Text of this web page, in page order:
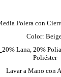
Polera con
Color:
20% Lana, 20%
Poliéster
Lavar a Mano con